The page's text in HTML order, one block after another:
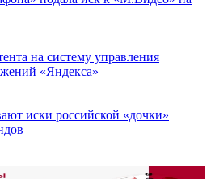
на систему управления
«Яндекса»
иски российской «дочки»